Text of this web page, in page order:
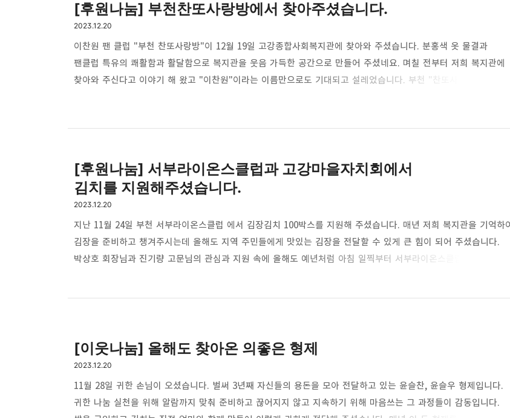
주민의 가능성과 꿈을 실현하는 지역사회를 응원하는 고강종합사회복지관입니다.
[후원나눔] 부천찬또사랑방에서 찾아주셨습니다.
2023.12.20
이찬원 팬 클럽 "부천 찬또사랑방"이 12월 19일 고강종합사회복지관에 찾아와 주셨습니다. 분홍색 옷 물결과
팬클럽 특유의 쾌활함과 활달함으로 복지관을 웃음 가득한 공간으로 만들어 주셨네요. 며칠 전부터 저희 복지관에
찾아와 주신다고 이야기 해 왔고 "이찬원"이라는 이름만으로도 기대되고 설레었습니다. 부천 "찬또사랑방"은 마을
등 주민들에게 전달할 수 있도록 푸짐한 선물을 연말에 전해 주셨습니다. 그냥 물건만 보낸 것이 아니라
[후원나눔] 서부라이온스클럽과 고강마을자치회에서
김치를 지원해주셨습니다.
2023.12.20
지난 11월 24일 부천 서부라이온스클럽 에서 김장김치 100박스를 지원해 주셨습니다. 매년 저희 복지관을 기억하
김장을 준비하고 챙겨주시는데 올해도 지역 주민들에게 맛있는 김장을 전달할 수 있게 큰 힘이 되어 주셨습니다.
박상호 회장님과 진기량 고문님의 관심과 지원 속에 올해도 예년처럼 아침 일찍부터 서부라이온스클럽 역대 회장님
[이웃나눔] 올해도 찾아온 의좋은 형제
2023.12.20
11월 28일 귀한 손님이 오셨습니다. 벌써 3년째 자신들의 용돈을 모아 전달하고 있는 윤슬찬, 윤슬우 형제입니다.
귀한 나눔 실천을 위해 알람까지 맞춰 준비하고 끊어지지 않고 지속하기 위해 마음쓰는 그 과정들이 감동입니다.